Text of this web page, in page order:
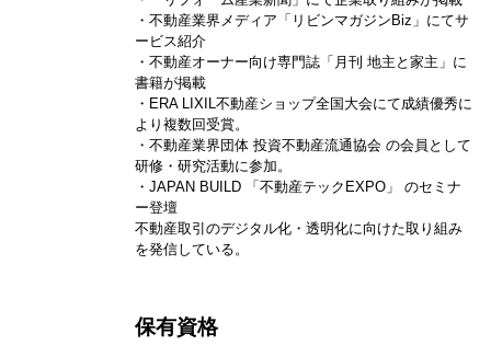
・不動産業界メディア「リビンマガジンBiz」にてサ
ービス紹介
・不動産オーナー向け専門誌「月刊 地主と家主」に
書籍が掲載
・ERA LIXIL不動産ショップ全国大会にて成績優秀に
より複数回受賞。
・不動産業界団体 投資不動産流通協会 の会員として
研修・研究活動に参加。
・JAPAN BUILD 「不動産テックEXPO」 のセミナ
ー登壇
不動産取引のデジタル化・透明化に向けた取り組み
を発信している。
保有資格